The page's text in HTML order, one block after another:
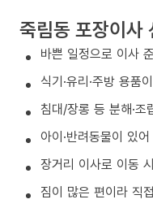
죽림동 포장이사
바쁜 일정으로 이사
식기·유리·주방 용품
침대/장롱 등 분해·
아이·반려동물이 있
장거리 이사로 이동
짐이 많은 편이라 직